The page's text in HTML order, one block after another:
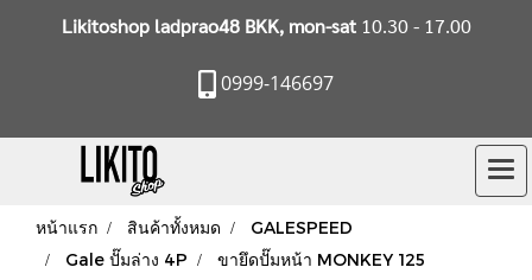
Likitoshop ladprao48 BKK, mon-sat10.30 - 17.00
0999-146697
หน้าแรก สินค้าทั้งหมด
GALESPEED
Gale ปั๊มล่าง 4P
ขายึดปั๊มหน้า MONKEY 125